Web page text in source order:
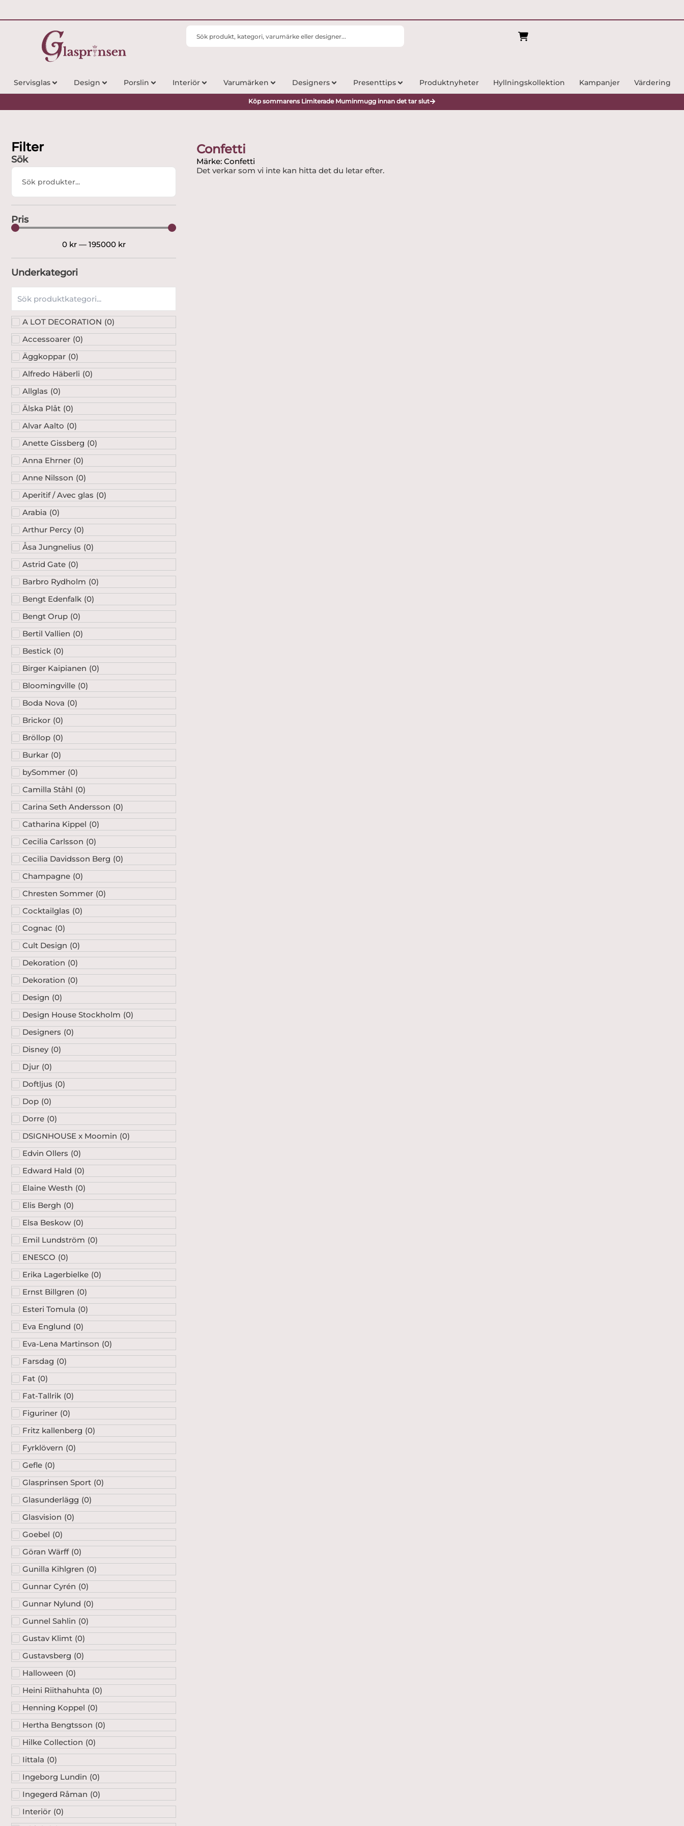
...
Servisglas
Köp sommarens Limiterade Muminmugg innan det tar slut
Sök
Search
...
Pris
0kr—195000kr
A LOT DECORATION
Accessoarer (0)
Äggkoppar (0)
Alfredo Häberli (0)
Allglas (0)
Älska Plåt (0)
Alvar Aalto (0)
Anette Gissberg (0)
Anna Ehrner (0)
Anne Nilsson (0)
Aperitif / Avec glas (0)
Arabia (0)
Arthur Percy (0)
Åsa Jungnelius (0)
Astrid Gate (0)
Barbro Rydholm (0)
Bengt Edenfalk (0)
Bengt Orup (0)
Bertil Vallien (0)
Bestick (0)
Birger Kaipianen (0)
Bloomingville (0)
Boda Nova (0)
Brickor (0)
Bröllop (0)
Burkar (0)
bySommer (0)
Camilla Ståhl (0)
Carina Seth Andersson (0)
Catharina Kippel (0)
Cecilia Carlsson (0)
Cecilia Davidsson Berg (0)
Champagne (0)
Chresten Sommer (0)
Cocktailglas (0)
Cognac (0)
Cult Design (0)
Dekoration (0)
Dekoration (0)
Design (0)
Design House Stockholm (0)
Designers (0)
Disney (0)
Djur (0)
Doftljus (0)
Dop (0)
Dorre (0)
DSIGNHOUSE x Moomin (0)
Edvin Ollers (0)
Edward Hald (0)
Elaine Westh (0)
Elis Bergh (0)
Elsa Beskow (0)
Emil Lundström (0)
ENESCO (0)
Erika Lagerbielke (0)
Ernst Billgren (0)
Esteri Tomula (0)
Eva Englund (0)
Eva-Lena Martinson (0)
Farsdag (0)
Fat (0)
Fat-Tallrik (0)
Figuriner (0)
Fritz kallenberg (0)
Fyrklövern (0)
Gefle (0)
Glasprinsen Sport (0)
Glasunderlägg (0)
Glasvision (0)
Goebel (0)
Göran Wärff (0)
Gunilla Kihlgren (0)
Gunnar Cyrén (0)
Gunnar Nylund (0)
Gunnel Sahlin (0)
Gustav Klimt (0)
Gustavsberg (0)
Halloween (0)
Heini Riithahuhta (0)
Henning Koppel (0)
Hertha Bengtsson (0)
Hilke Collection (0)
Iittala (0)
Ingeborg Lundin (0)
Ingegerd Råman (0)
Interiör (0)
Ishink (0)
Märke: Confetti
Det verkar som vi inte kan hitta det du letar efter.